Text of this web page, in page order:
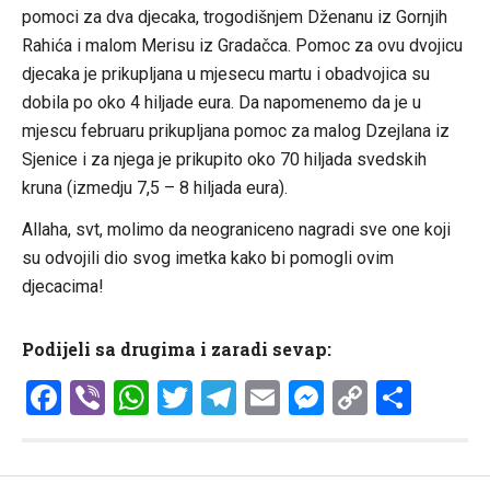
pomoci za dva djecaka, trogodišnjem Dženanu iz Gornjih
Rahića i malom Merisu iz Gradačca. Pomoc za ovu dvojicu
djecaka je prikupljana u mjesecu martu i obadvojica su
dobila po oko 4 hiljade eura. Da napomenemo da je u
mjescu februaru prikupljana pomoc za malog Dzejlana iz
Sjenice i za njega je prikupito oko 70 hiljada svedskih
kruna (izmedju 7,5 – 8 hiljada eura).
Allaha, svt, molimo da neograniceno nagradi sve one koji
su odvojili dio svog imetka kako bi pomogli ovim
djecacima!
Podijeli sa drugima i zaradi sevap:
Facebook
ViberWhatsApp
Twitter
Telegram
EmailCopy